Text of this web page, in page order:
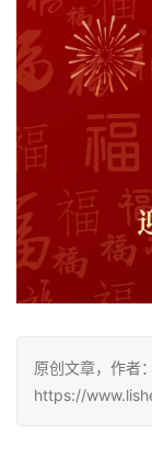
原创文章，作者
https://